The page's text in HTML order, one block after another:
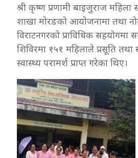
श्री कृष्ण प्रणामी बाइजुराज महिला
शाखा मोरङको आयोजनामा तथा
विराटनगरको प्राविधिक सहयोगमा
शिविरमा १५१ महिलाले प्रसूति तथा
स्वास्थ्य परामर्श प्राप्त गरेका थिए।